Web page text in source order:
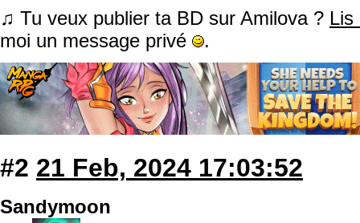
♫ Tu veux publier ta BD sur Amilova ? Lis
moi un message privé
.
#2 21 Feb, 2024 17:03:52
Sandymoon